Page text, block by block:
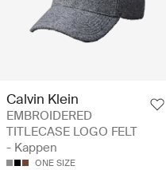
Calvin Klein
EMBROIDERED
TITLECASE LOGO FELT
- Kappen
ONE SIZE